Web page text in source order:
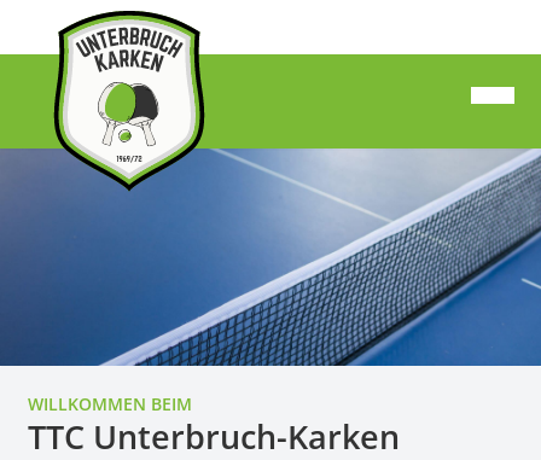
WILLKOMMEN BEIM
TTC Unterbruch-Karken